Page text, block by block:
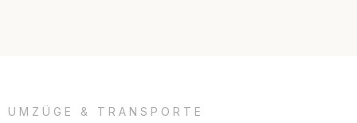
UMZÜGE & TRANSPORTE